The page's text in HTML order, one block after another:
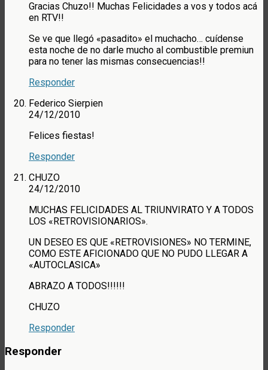
Gracias Chuzo!! Muchas Felicidades a vos y todos acá
en RTV!!
Se ve que llegó «pasadito» el muchacho… cuídense
esta noche de no darle mucho al combustible premiun
para no tener las mismas consecuencias!!
Responder
Federico Sierpien
24/12/2010
Felices fiestas!
Responder
CHUZO
24/12/2010
MUCHAS FELICIDADES AL TRIUNVIRATO Y A TODOS
LOS «RETROVISIONARIOS».
UN DESEO ES QUE «RETROVISIONES» NO TERMINE,
COMO ESTE AFICIONADO QUE NO PUDO LLEGAR A
«AUTOCLASICA»
ABRAZO A TODOS!!!!!!
CHUZO
Responder
Responder